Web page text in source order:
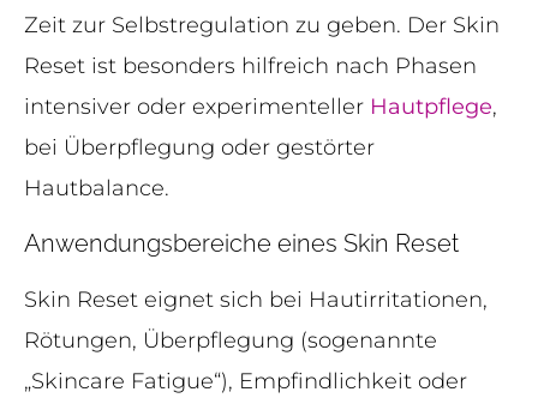
Zeit zur Selbstregulation zu geben. Der Skin
Reset ist besonders hilfreich nach Phasen
intensiver oder experimenteller Hautpflege,
bei Überpflegung oder gestörter
Hautbalance.
Anwendungsbereiche eines Skin Reset
Skin Reset eignet sich bei Hautirritationen,
Rötungen, Überpflegung (sogenannte
„Skincare Fatigue“), Empfindlichkeit oder